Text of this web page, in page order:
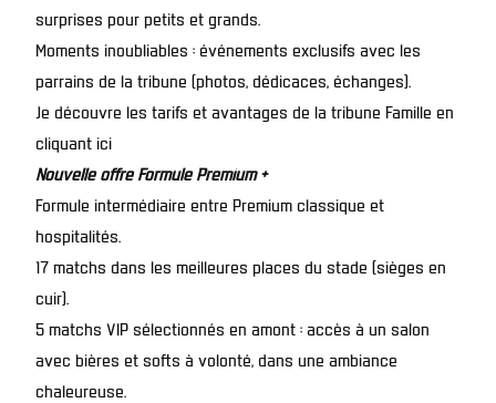
surprises pour petits et grands.
Moments inoubliables : événements exclusifs avec les
parrains de la tribune (photos, dédicaces, échanges).
Je découvre les tarifs et avantages de la tribune Famille en
cliquant ici
Nouvelle offre Formule Premium +
Formule intermédiaire entre Premium classique et
hospitalités.
17 matchs dans les meilleures places du stade (sièges en
cuir).
5 matchs VIP sélectionnés en amont : accès à un salon
avec bières et softs à volonté, dans une ambiance
chaleureuse.